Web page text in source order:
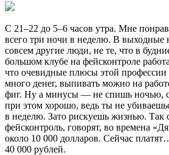
С 21–22 до 5–6 часов утра. Мне
всего три ночи в неделю. В выходные
совсем другие люди, не те, что в
большом клубе на фейсконтроле
что очевидные плюсы этой
много денег, выпивать можно на
фиг. Ну а минусы — не спишь ночью,
при этом хорошо, ведь ты не
в неделю. Зато рискуешь жизнью. Так
фейсконтроль, говорят, во времена
около 10 000 долларов. Сейчас
40 000 рублей.